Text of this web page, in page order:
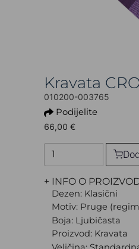
Kravata
010200-003765
Podijelite
66,00 €
+ INFO O
Dezen: Klasični
Motiv: Pruge
Boja: Ljubičasta
Proizvod: Kravata